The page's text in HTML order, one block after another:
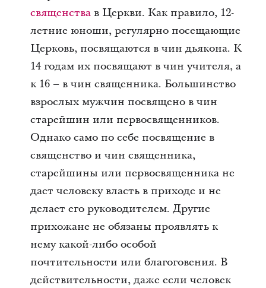
священствав Церкви. Как правило, 12-
летние юноши, регулярно посещающие
Церковь, посвящаются в чин дьякона. К
14 годам их посвящают в чин учителя, а
к 16 – в чин священника. Большинство
взрослых мужчин посвящено в чин
старейшин или первосвященников.
Однако само по себе посвящение в
священство и чин священника,
старейшины или первосвященника не
дает человеку власть в приходе и не
делает его руководителем. Другие
прихожане не обязаны проявлять к
нему какой-либо особой
почтительности или благоговения. В
действительности, даже если человек